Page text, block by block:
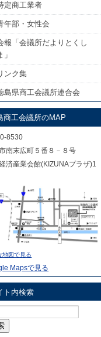
定商工業者
年部・女性会
報「会議所だよりとくし
」
ンク集
島県商工会議所連合会
商工会議所のMAP
8530
南末広町５番８－８号
済産業会館(KIZUNAプラザ)1
地図で見る
Mapsで見る
ト内検索